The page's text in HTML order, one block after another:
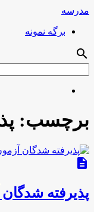
مدرسه
برگه نمونه
search
برچسب:
description
پذیرفته